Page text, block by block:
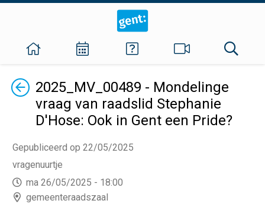
Terug2025_MV_00489 - Mondelinge
vraag van raadslid Stephanie
D'Hose: Ook in Gent een Pride?
Gepubliceerd op 22/05/2025
vragenuurtje
ma 26/05/2025 - 18:00
gemeenteraadszaal